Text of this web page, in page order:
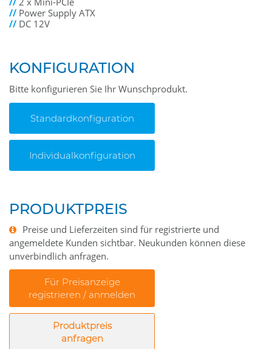
// Power Supply ATX
// DC 12V
KONFIGURATION
Bitte konfigurieren Sie Ihr Wunschprodukt.
Standardkonfiguration
Individualkonfiguration
PRODUKTPREIS
Preise und Lieferzeiten sind für registrierte und
angemeldete Kunden sichtbar. Neukunden können diese
unverbindlich anfragen.
Für Preisanzeige
registrieren / anmelden
Produktpreis
anfragen